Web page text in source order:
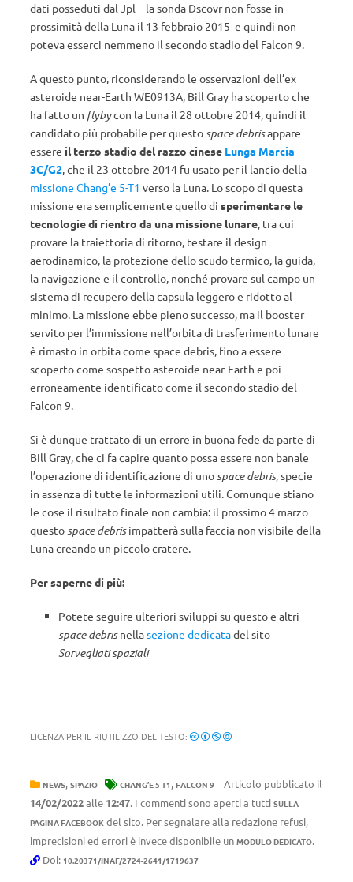
dati posseduti dal Jpl – la sonda Dscovr non fosse in
prossimità della Luna il 13 febbraio 2015 e quindi non
poteva esserci nemmeno il secondo stadio del Falcon 9.
A questo punto, riconsiderando le osservazioni dell’ex
asteroide near-Earth WE0913A, Bill Gray ha scoperto che
ha fatto un flybycon la Luna il 28 ottobre 2014, quindi il
candidato più probabile per questospace debrisappare
essere il terzo stadio del razzo cinese Lunga Marcia
3C/G2, che il 23 ottobre 2014 fu usato per il lancio della
missione Chang’e 5-T1 verso la Luna. Lo scopo di questa
missione era semplicemente quello di sperimentare le
tecnologie di rientro da una missione lunare, tra cui
provare la traiettoria di ritorno, testare il design
aerodinamico, la protezione dello scudo termico, la guida,
la navigazione e il controllo, nonché provare sul campo un
sistema di recupero della capsula leggero e ridotto al
minimo. La missione ebbe pieno successo, ma il booster
servito per l’immissione nell’orbita di trasferimento lunare
è rimasto in orbita come space debris, fino a essere
scoperto come sospetto asteroide near-Earth e poi
erroneamente identificato come il secondo stadio del
Falcon 9.
Si è dunque trattato di un errore in buona fede da parte di
Bill Gray, che ci fa capire quanto possa essere non banale
l’operazione di identificazione di unospace debris, specie
in assenza di tutte le informazioni utili. Comunque stiano
le cose il risultato finale non cambia: il prossimo 4 marzo
questospace debrisimpatterà sulla faccia non visibile della
Luna creando un piccolo cratere.
Per saperne di più:
Potete seguire ulteriori sviluppi su questo e altri
space debrisnellasezione dedicatadel sito
Sorvegliati spaziali
LICENZA PER IL RIUTILIZZO DEL TESTO:
NEWS, SPAZIO CHANG’E 5-T1 , FALCON 9
Articolo pubblicato il
14/02/2022alle 12:47. I commenti sono aperti a tutti SULLA
PAGINA FACEBOOK del sito. Per segnalare alla redazione refusi,
imprecisioni ed errori è invece disponibile un MODULO DEDICATO.
Doi: 10.20371/INAF/2724-2641/1719637